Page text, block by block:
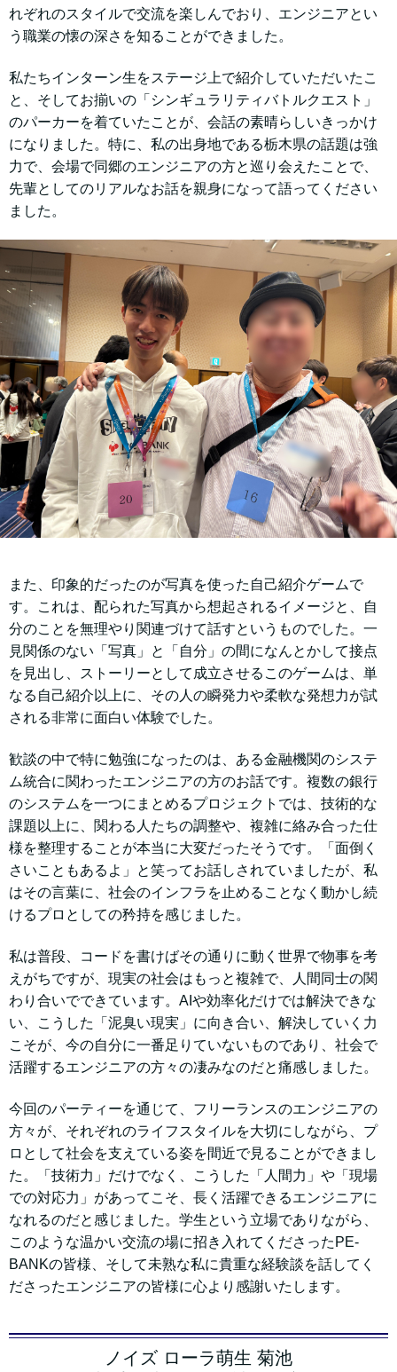
れぞれのスタイルで交流を楽しんでおり、エンジニアとい
う職業の懐の深さを知ることができました。
私たちインターン生をステージ上で紹介していただいたこ
と、そしてお揃いの「シンギュラリティバトルクエスト」
のパーカーを着ていたことが、会話の素晴らしいきっかけ
になりました。特に、私の出身地である栃木県の話題は強
力で、会場で同郷のエンジニアの方と巡り会えたことで、
先輩としてのリアルなお話を親身になって語ってください
ました。
また、印象的だったのが写真を使った自己紹介ゲームで
す。これは、配られた写真から想起されるイメージと、自
分のことを無理やり関連づけて話すというものでした。一
見関係のない「写真」と「自分」の間になんとかして接点
を見出し、ストーリーとして成立させるこのゲームは、単
なる自己紹介以上に、その人の瞬発力や柔軟な発想力が試
される非常に面白い体験でした。
歓談の中で特に勉強になったのは、ある金融機関のシステ
ム統合に関わったエンジニアの方のお話です。複数の銀行
のシステムを一つにまとめるプロジェクトでは、技術的な
課題以上に、関わる人たちの調整や、複雑に絡み合った仕
様を整理することが本当に大変だったそうです。「面倒く
さいこともあるよ」と笑ってお話しされていましたが、私
はその言葉に、社会のインフラを止めることなく動かし続
けるプロとしての矜持を感じました。
私は普段、コードを書けばその通りに動く世界で物事を考
えがちですが、現実の社会はもっと複雑で、人間同士の関
わり合いでできています。AIや効率化だけでは解決できな
い、こうした「泥臭い現実」に向き合い、解決していく力
こそが、今の自分に一番足りていないものであり、社会で
活躍するエンジニアの方々の凄みなのだと痛感しました。
今回のパーティーを通じて、フリーランスのエンジニアの
方々が、それぞれのライフスタイルを大切にしながら、プ
ロとして社会を支えている姿を間近で見ることができまし
た。「技術力」だけでなく、こうした「人間力」や「現場
での対応力」があってこそ、長く活躍できるエンジニアに
なれるのだと感じました。学生という立場でありながら、
このような温かい交流の場に招き入れてくださったPE-
BANKの皆様、そして未熟な私に貴重な経験談を話してく
ださったエンジニアの皆様に心より感謝いたします。
ノイズ ローラ萌生 菊池